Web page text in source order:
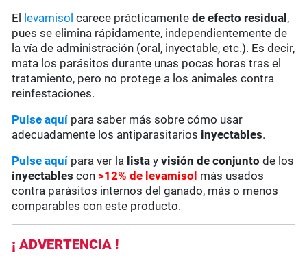
El
levamisol carece prácticamente de efecto residual ,
pues se elimina rápidamente, independientemente de
la vía de administración (oral, inyectable, etc.). Es decir,
mata los parásitos durante unas pocas horas tras el
tratamiento, pero no protege a los animales contra
reinfestaciones.
Pulse aquípara saber más sobre cómo usar
adecuadamente los antiparasitarios inyectables.
Pulse aquí para ver la lista yvisión de conjunto de los
inyectables con >12% de levamisol más usados
contra parásitos internos del ganado, más o menos
comparables con este producto.
¡ ADVERTENCIA !